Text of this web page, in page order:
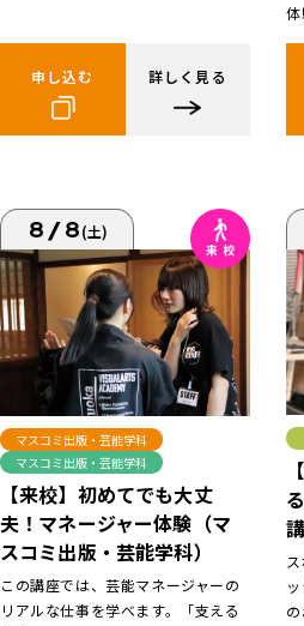
申し込む 詳しく見る
8/8(土)
マスコミ出版・芸能学科
マスコミ出版・芸能学科
【来校】初めてでも大丈
夫！マネージャー体験（マ
スコミ出版・芸能学科）
この講座では、芸能マネージャーの
リアルな仕事を学べます。「支える